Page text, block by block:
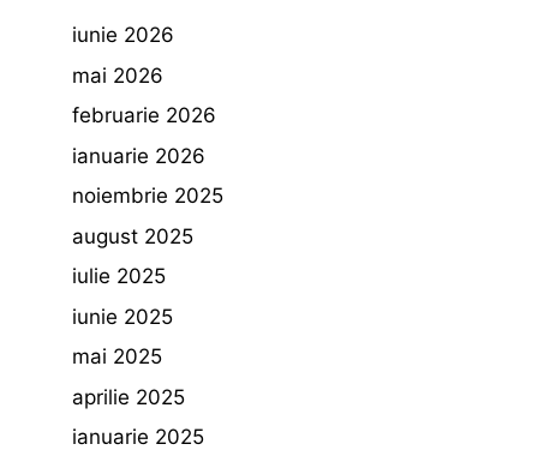
iunie 2026
mai 2026
februarie 2026
ianuarie 2026
noiembrie 2025
august 2025
iulie 2025
iunie 2025
mai 2025
aprilie 2025
ianuarie 2025